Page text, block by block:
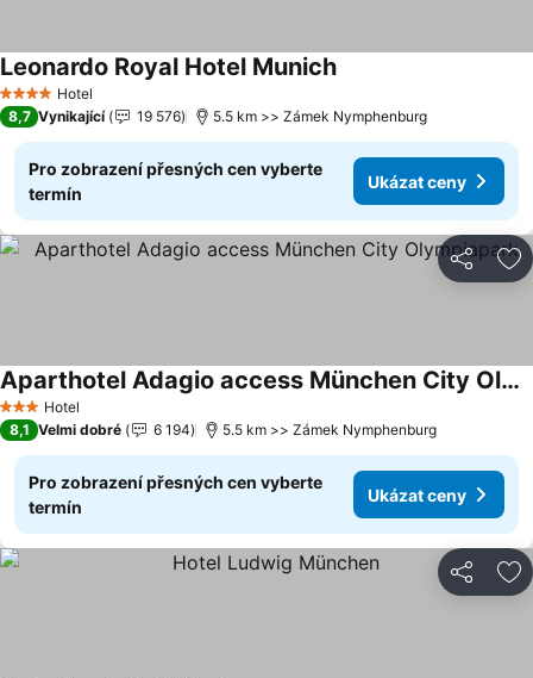
4 Počet hvězdiček
Hotel
Leonardo Royal Hotel MunichUkázat ceny
8,7 Vynikající 19 576 5.5 km >> Zámek Nymphenburg
Pro zobrazení přesných cen vyberte
termín
Ukázat ceny
Sdílet
3 Počet hvězdiček
Hotel
Aparthotel Adagio access München City Olympiapark
Ukázat ceny
8,1 Velmi dobré 6 194 5.5 km >> Zámek Nymphenburg
Pro zobrazení přesných cen vyberte
termín
Ukázat ceny
Sdílet